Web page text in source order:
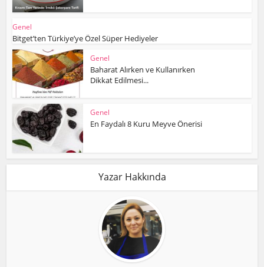
Genel
Bitget’ten Türkiye’ye Özel Süper Hediyeler
Genel
Baharat Alırken ve Kullanırken
Dikkat Edilmesi...
Genel
En Faydalı 8 Kuru Meyve Önerisi
Yazar Hakkında